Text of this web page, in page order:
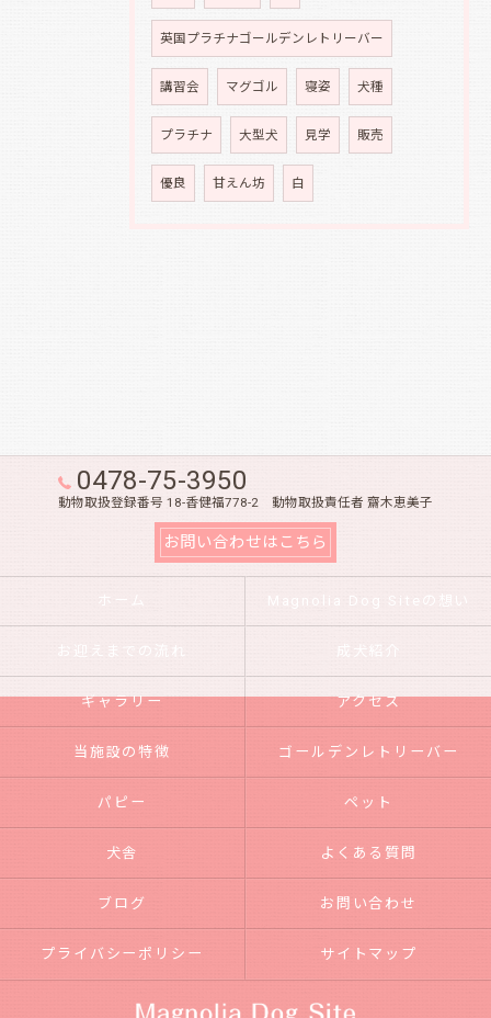
英国プラチナゴールデンレトリーバー
講習会 マグゴル 寝姿 犬種
プラチナ 大型犬 見学 販売
優良 甘えん坊 白
0478-75-3950
動物取扱登録番号 18-香健福778-2 動物取扱責任者 齋木恵美子
お問い合わせはこちら
ホーム Magnolia Dog Siteの想い
お迎えまでの流れ 成犬紹介
ギャラリー アクセス
当施設の特徴 ゴールデンレトリーバー
パピー ペット
犬舎 よくある質問
ブログ お問い合わせ
プライバシーポリシー サイトマップ